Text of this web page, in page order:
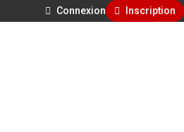
Connexion Inscription